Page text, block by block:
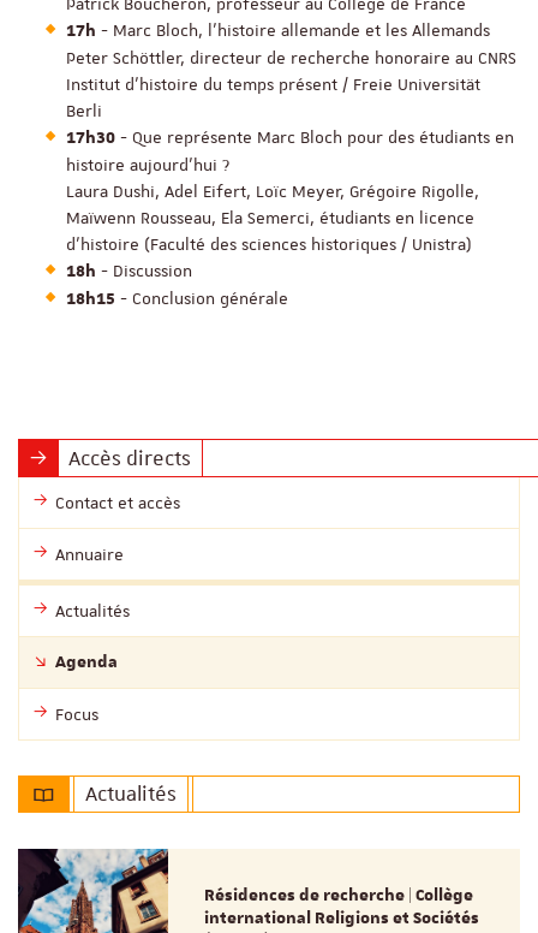
17h - Marc Bloch, l’histoire allemande et les Allemands
Peter Schöttler, directeur de recherche honoraire au CNRS
Institut d'histoire du temps présent / Freie Universität
Berli
17h30 - Que représente Marc Bloch pour des étudiants en
histoire aujourd’hui ?
Laura Dushi, Adel Eifert, Loïc Meyer, Grégoire Rigolle,
Maïwenn Rousseau, Ela Semerci, étudiants en licence
d’histoire (Faculté des sciences historiques / Unistra)
18h - Discussion
18h15 - Conclusion générale
Accès directs
Contact et accès
Annuaire
Actualités
Agenda
Focus
Actualités
Résidences de recherche | Collège
international Religions et Sociétés